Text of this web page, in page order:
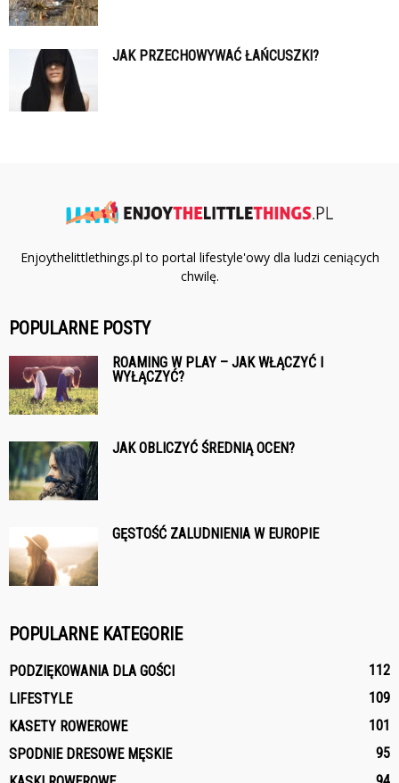
JAK PRZECHOWYWAĆ ŁAŃCUSZKI?
Enjoythelittlethings.pl to portal lifestyle'owy dla ludzi ceniących
chwilę.
POPULARNE POSTY
ROAMING W PLAY – JAK WŁĄCZYĆ I
WYŁĄCZYĆ?
JAK OBLICZYĆ ŚREDNIĄ OCEN?
GĘSTOŚĆ ZALUDNIENIA W EUROPIE
POPULARNE KATEGORIE
PODZIĘKOWANIA DLA GOŚCI
112
LIFESTYLE
109
KASETY ROWEROWE
101
SPODNIE DRESOWE MĘSKIE
95